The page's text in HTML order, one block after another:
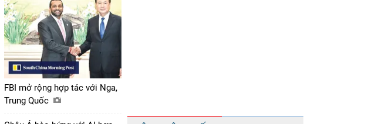
Chia sẻ
FBI mở rộng hợp tác với Nga,
Trung Quốc